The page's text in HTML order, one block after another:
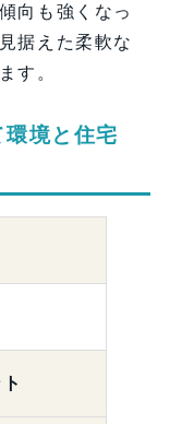
向も強くなっ
据えた柔軟な
す。
境と住宅